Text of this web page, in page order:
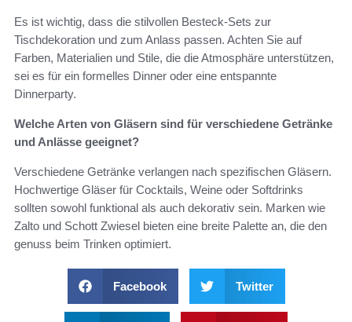
Es ist wichtig, dass die stilvollen Besteck-Sets zur
Tischdekoration und zum Anlass passen. Achten Sie auf
Farben, Materialien und Stile, die die Atmosphäre unterstützen,
sei es für ein formelles Dinner oder eine entspannte
Dinnerparty.
Welche Arten von Gläsern sind für verschiedene Getränke
und Anlässe geeignet?
Verschiedene Getränke verlangen nach spezifischen Gläsern.
Hochwertige Gläser für Cocktails, Weine oder Softdrinks
sollten sowohl funktional als auch dekorativ sein. Marken wie
Zalto und Schott Zwiesel bieten eine breite Palette an, die den
genuss beim Trinken optimiert.
Facebook Twitter